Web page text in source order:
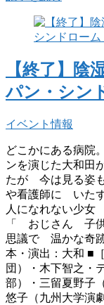
【終了】陰
パン・シン
イベント情報
どこかにある病
ンを演じた大和田
たが 今は見る姿
や看護師に いた
人になれない少女
「 おじさん 子
思議で 温かな奇
本・演出：大和 ■
団）・木下智之・
部）・三留夏野子
悠子（九州大学演